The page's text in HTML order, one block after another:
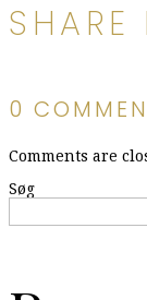
SHARE
0
Comments are
Søg